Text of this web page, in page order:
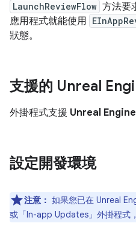
LaunchReviewFlow 方法要
應用程式就能使用
狀態。
支援的 Unreal
外掛程式支援 Unreal
設定開發環境
注意： 如果您已在 Unreal
或「In-app Updates」外掛程式